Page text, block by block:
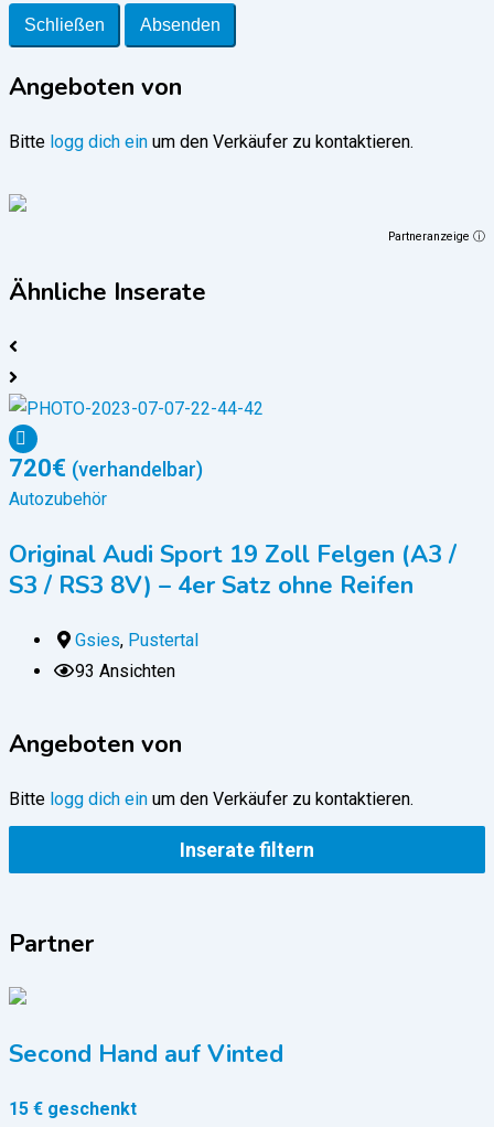
Schließen Absenden
Angeboten von
Bitte logg dich ein um den Verkäufer zu kontaktieren.
Partneranzeige ⓘ
Ähnliche Inserate
720€ (verhandelbar)
Autozubehör
Original Audi Sport 19 Zoll Felgen (A3 /
S3 / RS3 8V) – 4er Satz ohne Reifen
Gsies, Pustertal
93 Ansichten
Angeboten von
Bitte logg dich ein um den Verkäufer zu kontaktieren.
Inserate filtern
Partner
Second Hand auf Vinted
15 € geschenkt